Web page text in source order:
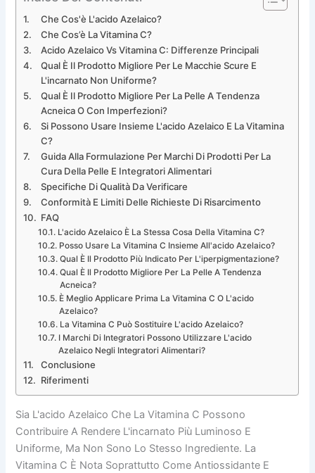
Che Cos'è L'acido Azelaico?
Che Cos’è La Vitamina C?
Acido Azelaico Vs Vitamina C: Differenze Principali
Qual È Il Prodotto Migliore Per Le Macchie Scure E
L'incarnato Non Uniforme?
Qual È Il Prodotto Migliore Per La Pelle A Tendenza
Acneica O Con Imperfezioni?
Si Possono Usare Insieme L'acido Azelaico E La Vitamina
C?
Guida Alla Formulazione Per Marchi Di Prodotti Per La
Cura Della Pelle E Integratori Alimentari
Specifiche Di Qualità Da Verificare
Conformità E Limiti Delle Richieste Di Risarcimento
FAQ
L'acido Azelaico È La Stessa Cosa Della Vitamina C?
Posso Usare La Vitamina C Insieme All'acido Azelaico?
Qual È Il Prodotto Più Indicato Per L'iperpigmentazione?
Qual È Il Prodotto Migliore Per La Pelle A Tendenza
Acneica?
È Meglio Applicare Prima La Vitamina C O L'acido
Azelaico?
La Vitamina C Può Sostituire L'acido Azelaico?
I Marchi Di Integratori Possono Utilizzare L'acido
Azelaico Negli Integratori Alimentari?
Conclusione
Riferimenti
Sia L'acido Azelaico Che La Vitamina C Possono
Contribuire A Rendere L'incarnato Più Luminoso E
Uniforme, Ma Non Sono Lo Stesso Ingrediente. La
Vitamina C È Nota Soprattutto Come Antiossidante E